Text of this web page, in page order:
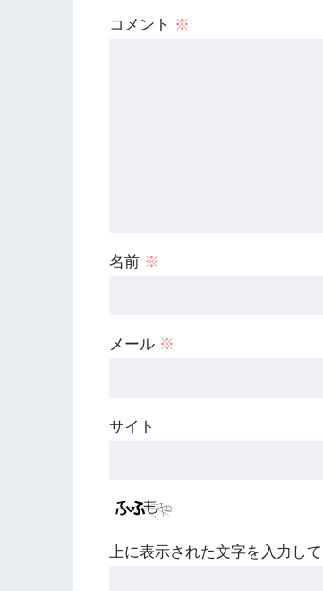
コメント ※
名前 ※
メール ※
サイト
上に表示された文字を入力して